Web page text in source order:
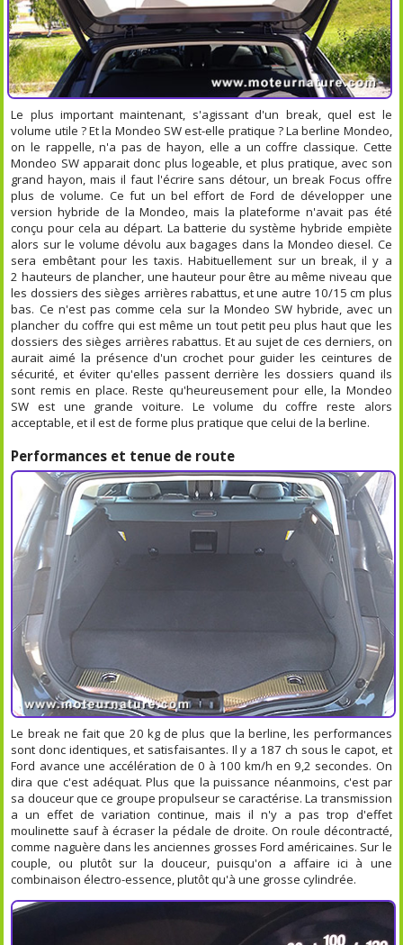
Le plus important maintenant, s'agissant d'un break, quel est le
volume utile ? Et la Mondeo SW est-elle pratique ? La berline Mondeo,
on le rappelle, n'a pas de hayon, elle a un coffre classique. Cette
Mondeo SW apparait donc plus logeable, et plus pratique, avec son
grand hayon, mais il faut l'écrire sans détour, un break Focus offre
plus de volume. Ce fut un bel effort de Ford de développer une
version hybride de la Mondeo, mais la plateforme n'avait pas été
conçu pour cela au départ. La batterie du système hybride empiète
alors sur le volume dévolu aux bagages dans la Mondeo diesel. Ce
sera embêtant pour les taxis. Habituellement sur un break, il y a
2 hauteurs de plancher, une hauteur pour être au même niveau que
les dossiers des sièges arrières rabattus, et une autre 10/15 cm plus
bas. Ce n'est pas comme cela sur la Mondeo SW hybride, avec un
plancher du coffre qui est même un tout petit peu plus haut que les
dossiers des sièges arrières rabattus. Et au sujet de ces derniers, on
aurait aimé la présence d'un crochet pour guider les ceintures de
sécurité, et éviter qu'elles passent derrière les dossiers quand ils
sont remis en place. Reste qu'heureusement pour elle, la Mondeo
SW est une grande voiture. Le volume du coffre reste alors
acceptable, et il est de forme plus pratique que celui de la berline.
Performances et tenue de route
Le break ne fait que 20 kg de plus que la berline, les performances
sont donc identiques, et satisfaisantes. Il y a 187 ch sous le capot, et
Ford avance une accélération de 0 à 100 km/h en 9,2 secondes. On
dira que c'est adéquat. Plus que la puissance néanmoins, c'est par
sa douceur que ce groupe propulseur se caractérise. La transmission
a un effet de variation continue, mais il n'y a pas trop d'effet
moulinette sauf à écraser la pédale de droite. On roule décontracté,
comme naguère dans les anciennes grosses Ford américaines. Sur le
couple, ou plutôt sur la douceur, puisqu'on a affaire ici à une
combinaison électro-essence, plutôt qu'à une grosse cylindrée.